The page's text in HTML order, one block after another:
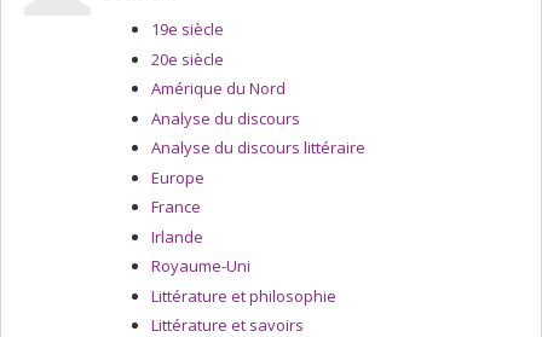
19e siècle
20e siècle
Amérique du Nord
Analyse du discours
Analyse du discours littéraire
Europe
France
Irlande
Royaume-Uni
Littérature et philosophie
Littérature et savoirs